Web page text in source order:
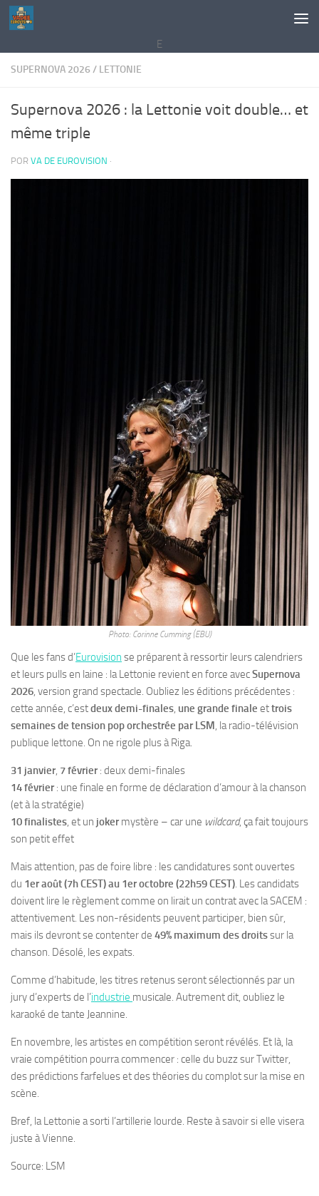
Saltar al contenido
E
SUPERNOVA 2026 / LETTONIE
Supernova 2026 : la Lettonie voit double… et
même triple
POR VA DE EUROVISION ·
Photo: Corinne Cumming (EBU)
Que les fans d’Eurovision se préparent à ressortir leurs calendriers
et leurs pulls en laine : la Lettonie revient en force avecSupernova
2026, version grand spectacle. Oubliez les éditions précédentes :
cette année, c’estdeux demi-finales, une grande finale ettrois
semaines de tension pop orchestrée par LSM, la radio-télévision
publique lettone. On ne rigole plus à Riga.
31 janvier, 7 février: deux demi-finales
14 février: une finale en forme de déclaration d’amour à la chanson
(et à la stratégie)
10 finalistes, et un jokermystère – car une wildcard, ça fait toujours
son petit effet
Mais attention, pas de foire libre : les candidatures sont ouvertes
du 1er août (7h CEST) au 1er octobre (22h59 CEST). Les candidats
doivent lire le règlement comme on lirait un contrat avec la SACEM :
attentivement. Les non-résidents peuvent participer, bien sûr,
mais ils devront se contenter de 49% maximum des droitssur la
chanson. Désolé, les expats.
Comme d’habitude, les titres retenus seront sélectionnés par un
jury d’experts de l’industrie musicale. Autrement dit, oubliez le
karaoké de tante Jeannine.
En novembre, les artistes en compétition seront révélés. Et là, la
vraie compétition pourra commencer : celle du buzz sur Twitter,
des prédictions farfelues et des théories du complot sur la mise en
scène.
Bref, la Lettonie a sorti l’artillerie lourde. Reste à savoir si elle visera
juste à Vienne.
Source: LSM